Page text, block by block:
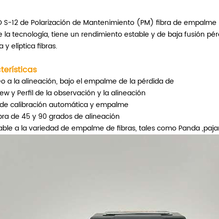
S-12 de Polarización de Mantenimiento (PM) fibra de empalme
la tecnología, tiene un rendimiento estable y de baja fusión
y elíptica fibras.
a la alineación, bajo el empalme de la pérdida de
y Perfil de la observación y la alineación
calibración automática y empalme
de 45 y 90 grados de alineación
a la variedad de empalme de fibras, tales como Panda